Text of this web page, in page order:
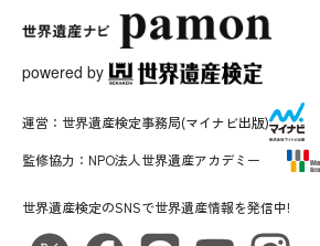
powered by
世界遺産検定のSNSで世界遺産情報を発信中!
運営： 世界遺産検定事務局(マイナビ出版)
監修協力： NPO法人世界遺産アカデミー